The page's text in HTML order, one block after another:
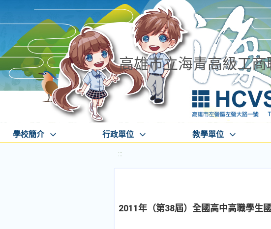
高雄市立海青高級工商
學校簡介 行政單位 教學單位
:::
2011年（第38屆）全國高中高職學生